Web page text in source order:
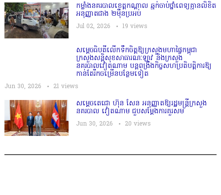
កម្លាំងនគរបាលខេត្តកណ្ដាល ឆ្មក់ចាប់ថ្នាំពេទ្យគ្មានលិខិត
អនុញ្ញាតជាង ២ម៉ឺនប្រអប់
Jul 02, 2026 19 views
សម្តេច​ធិបតី​លេីកទឹកចិត្ត​ឱ្យក្រសួងមហាផ្ទៃកម្ពុជា
ក្រសួងសន្តិសុខសាធារណៈឡាវ និងក្រសួង
នគរបាលវៀតណាម បន្តពង្រឹងកិច្ចសហប្រតិបត្តិការឱ្យ
កាន់តែរីកចម្រើនបន្ថែមទៀត
Jun 30, 2026 21 views
សម្តេចតេជោ ហ៊ុន សែន អនុញ្ញាតឱ្យរដ្ឋមន្ត្រីក្រសួង
នគរបាល វៀតណាម ជួបសម្តែងការគួរសម
Jun 30, 2026 20 views